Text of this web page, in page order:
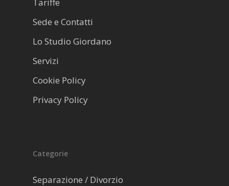
Sede e Contatti
Lo Studio Giordano
Servizi
Cookie Policy
Privacy Policy
Categorie
Separazione / Divorzio